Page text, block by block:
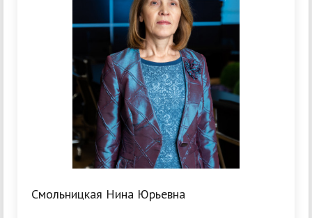
Смольницкая Нина Юрьевна